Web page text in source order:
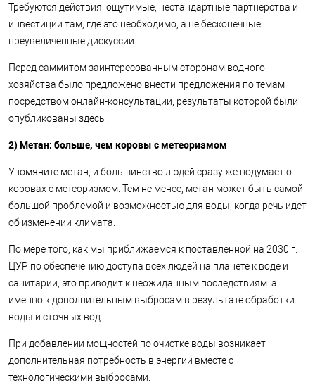
Требуются действия: ощутимые, нестандартные партнерства и
инвестиции там, где это необходимо, а не бесконечные
преувеличенные дискуссии.
Перед саммитом заинтересованным сторонам водного
хозяйства было предложено внести предложения по темам
посредством онлайн-консультации, результаты которой были
опубликованы здесь .
2) Метан: больше, чем коровы с метеоризмом
Упомяните метан, и большинство людей сразу же подумает о
коровах с метеоризмом. Тем не менее, метан может быть самой
большой проблемой и возможностью для воды, когда речь идет
об изменении климата.
По мере того, как мы приближаемся к поставленной на 2030 г.
ЦУР по обеспечению доступа всех людей на планете к воде и
санитарии, это приводит к неожиданным последствиям: а
именно к дополнительным выбросам в результате обработки
воды и сточных вод.
При добавлении мощностей по очистке воды возникает
дополнительная потребность в энергии вместе с
технологическими выбросами.